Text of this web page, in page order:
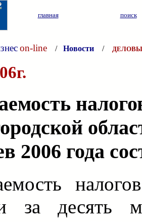
главная поиск
on-line / Новости /
2006 года
за десять